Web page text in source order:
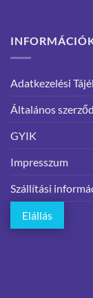
Adatkezelési
Általános
GYIK
Impresszum
Szállítási
Elállás